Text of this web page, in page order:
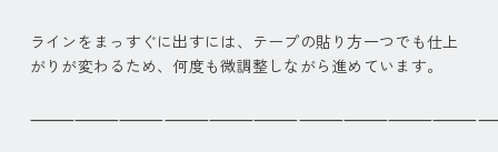
ラインをまっすぐに出すには、テープの貼り方一つでも仕上
がりが変わるため、何度も微調整しながら進めています。